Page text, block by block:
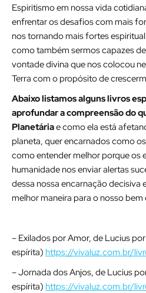
Espiritismo em nossa vida
enfrentar os desafios com mais
nos tornando mais fortes
como também sermos capazes
vontade divina que nos colocou
Terra com o propósito de
Abaixo listamos alguns livros
aprofundar a compreensão do
Planetáriae como ela está
planeta, quer encarnados como
como entender melhor porque os
humanidade nos enviar alertas
dessa nossa encarnação decisiva
melhor maneira para o nosso
– Exilados por Amor, de Lucius
espírita) https://vivaluz.com.br/
– Jornada dos Anjos, de Lucius
espírita) https://vivaluz.com.br/